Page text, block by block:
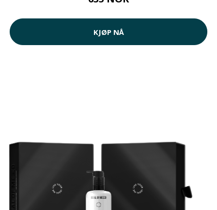
KJØP NÅ